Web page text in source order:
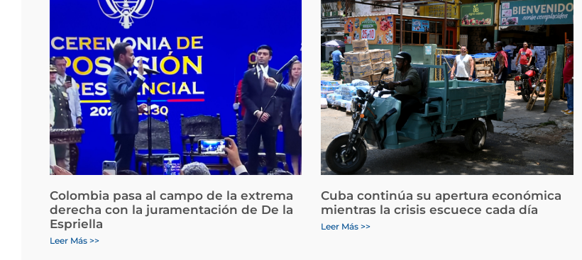
Colombia pasa al campo de la extrema
derecha con la juramentación de De la
Espriella
Leer Más >>
Cuba continúa su apertura económica
mientras la crisis escuece cada día
Leer Más >>